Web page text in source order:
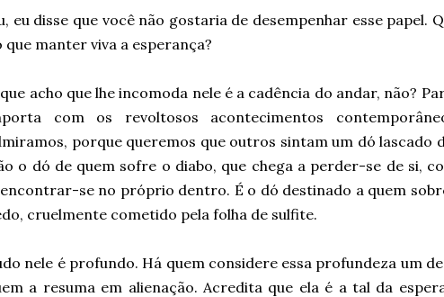
eu disse que você não gostaria de desempenhar esse papel.
que manter viva a esperança?
acho que lhe incomoda nele é a cadência do andar, não?
com os revoltosos acontecimentos
porque queremos que outros sintam um dó lascado
o dó de quem sofre o diabo, que chega a perder-se de si,
se no próprio dentro. É o dó destinado a quem
cruelmente cometido pela folha de sulfite.
nele é profundo. Há quem considere essa profundeza um
a resuma em alienação. Acredita que ela é a tal da